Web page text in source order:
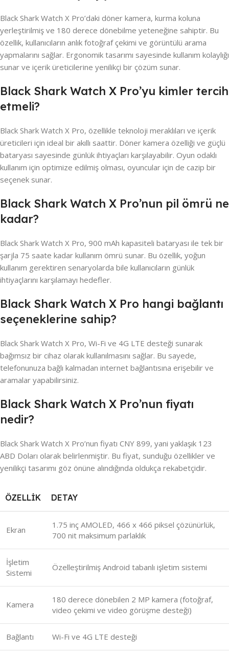
Black Shark Watch X Pro’daki döner kamera, kurma koluna
yerleştirilmiş ve 180 derece dönebilme yeteneğine sahiptir. Bu
özellik, kullanıcıların anlık fotoğraf çekimi ve görüntülü arama
yapmalarını sağlar. Ergonomik tasarımı sayesinde kullanım kolaylığı
sunar ve içerik üreticilerine yenilikçi bir çözüm sunar.
Black Shark Watch X Pro’yu kimler tercih
etmeli?
Black Shark Watch X Pro, özellikle teknoloji meraklıları ve içerik
üreticileri için ideal bir akıllı saattir. Döner kamera özelliği ve güçlü
bataryası sayesinde günlük ihtiyaçları karşılayabilir. Oyun odaklı
kullanım için optimize edilmiş olması, oyuncular için de cazip bir
seçenek sunar.
Black Shark Watch X Pro’nun pil ömrü ne
kadar?
Black Shark Watch X Pro, 900 mAh kapasiteli bataryası ile tek bir
şarjla 75 saate kadar kullanım ömrü sunar. Bu özellik, yoğun
kullanım gerektiren senaryolarda bile kullanıcıların günlük
ihtiyaçlarını karşılamayı hedefler.
Black Shark Watch X Pro hangi bağlantı
seçeneklerine sahip?
Black Shark Watch X Pro, Wi-Fi ve 4G LTE desteği sunarak
bağımsız bir cihaz olarak kullanılmasını sağlar. Bu sayede,
telefonunuza bağlı kalmadan internet bağlantısına erişebilir ve
aramalar yapabilirsiniz.
Black Shark Watch X Pro’nun fiyatı
nedir?
Black Shark Watch X Pro’nun fiyatı CNY 899, yani yaklaşık 123
ABD Doları olarak belirlenmiştir. Bu fiyat, sunduğu özellikler ve
yenilikçi tasarımı göz önüne alındığında oldukça rekabetçidir.
ÖZELLIK DETAY
Ekran
1.75 inç AMOLED, 466 x 466 piksel çözünürlük,
700 nit maksimum parlaklık
İşletim
Sistemi
Özelleştirilmiş Android tabanlı işletim sistemi
Kamera
180 derece dönebilen 2 MP kamera (fotoğraf,
video çekimi ve video görüşme desteği)
Bağlantı Wi-Fi ve 4G LTE desteği